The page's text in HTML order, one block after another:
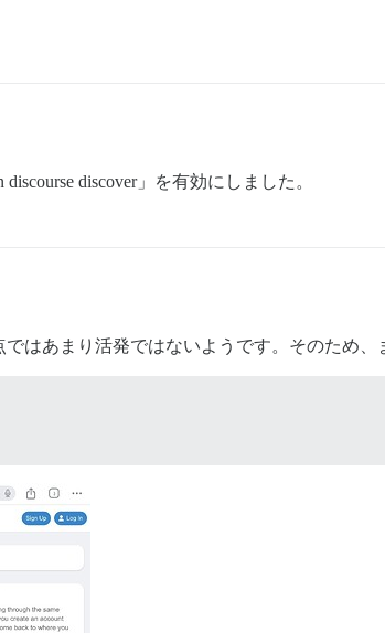
discover」を有効にしました。
はあまり活発ではないようです。そのため、